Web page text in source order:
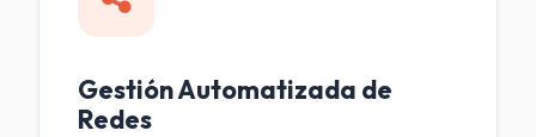
Gestión Automatizada de
Redes